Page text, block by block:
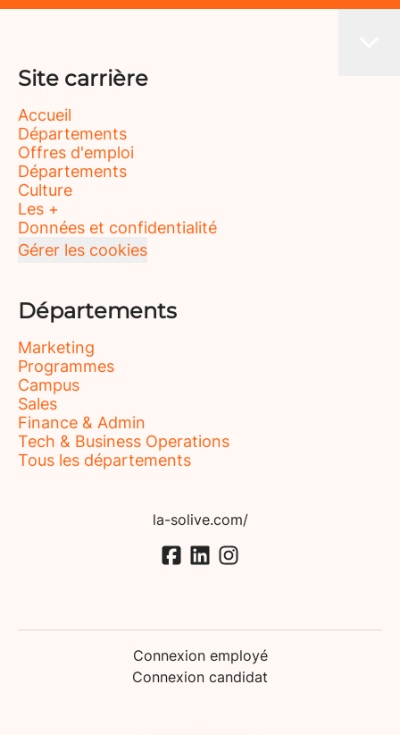
Site carrière
Accueil
Départements
Offres d'emploi
Départements
Culture
Les +
Données et confidentialité
Gérer les cookies
Départements
Marketing
Programmes
Campus
Sales
Finance & Admin
Tech & Business Operations
Tous les départements
la-solive.com/
Connexion employé
Connexion candidat